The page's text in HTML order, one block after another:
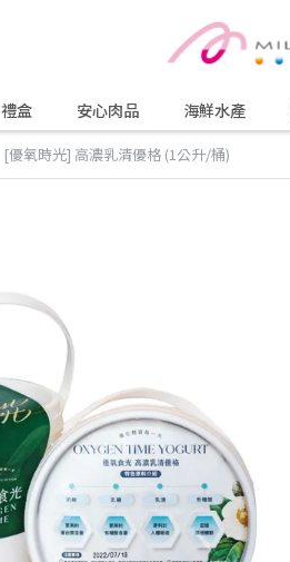
禮盒 安心肉品 海鮮水產
[優氧時光] 高濃乳清優格 (1公升/桶)